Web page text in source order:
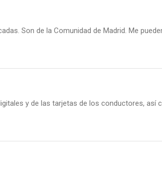
Son de la Comunidad de Madrid. Me
y de las tarjetas de los conductores, así